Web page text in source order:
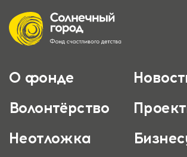
О фонде
Волонтёрство
Неотложка